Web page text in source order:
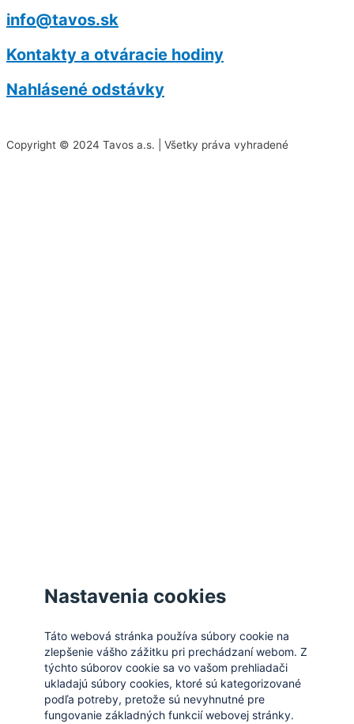
info@tavos.sk
Kontakty a otváracie hodiny
Nahlásené odstávky
Copyright © 2024 Tavos a.s. | Všetky práva vyhradené
Nastavenia cookies
Táto webová stránka používa súbory cookie na
zlepšenie vášho zážitku pri prechádzaní webom. Z
týchto súborov cookie sa vo vašom prehliadači
ukladajú súbory cookies, ktoré sú kategorizované
podľa potreby, pretože sú nevyhnutné pre
fungovanie základných funkcií webovej stránky.